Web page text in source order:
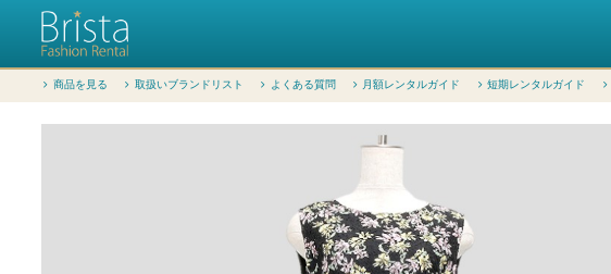
商品を見る 取扱いブランドリスト よくある質問 月額レンタルガイド 短期レンタルガイド